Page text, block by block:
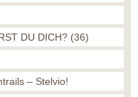
DU DICH? (36)
– Stelvio!